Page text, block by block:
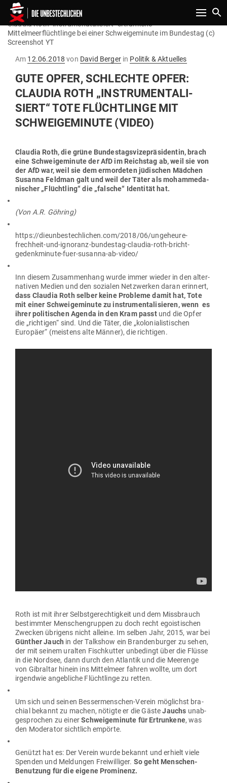
Toggle
Claudia Roth "instrumenatalisiert" ertrunkene
Mittelmeerflüchtlinge bei einer Schweigeminute im Bundestag (c)
Screenshot YT
Am Gepostet
12.06.2018 von David Bergerin Politik & Aktuelles
GUTE OPFER, SCHLECHTE OPFER:
CLAUDIA ROTH „INSTRU­MEN­TA­LI­
SIERT“ TOTE FLÜCHT­LINGE MIT
SCHWEI­GE­MINUTE (VIDEO)
Claudia Roth, die grüne Bun­des­tags­vi­ze­prä­si­dentin, brach
eine Schwei­ge­minute der AfD im Reichstag ab, weil sie von
der AfD war, weil sie dem ermor­deten jüdi­schen Mädchen
Susanna Feldman galt und weil der Täter als moham­me­da­
ni­scher „Flüchtling“ die „falsche“ Iden­tität hat.
(Von A.R. Göhring)
https://dieunbestechlichen.com/2018/06/ungeheure-
frechheit-und-ignoranz-bundestag-claudia-roth-bricht-
gedenkminute-fuer-susanna-ab-video/
Inn diesem Zusam­menhang wurde immer wieder in den alter­
na­tiven Medien und den sozialen Netz­werken daran erinnert,
dass Claudia Roth selber keine Pro­bleme damit hat, Tote
mit einer Schwei­ge­minute zu instru­men­ta­li­sieren, wenn es
ihrer poli­ti­schen Agenda in den Kram passtund die Opfer
die „rich­tigen“ sind. Und die Täter, die „kolo­nia­lis­ti­schen
Europäer“ (meistens alte Männer), die richtigen.
Roth ist mit ihrer Selbst­ge­rech­tigkeit und dem Miss­brauch
bestimmter Men­schen­gruppen zu doch recht ego­is­ti­schen
Zwecken übrigens nicht alleine. Im selben Jahr, 2015, war bei
Günther Jauch in der Talkshow ein Bran­den­burger zu sehen,
der mit seinem uralten Fisch­kutter unbe­dingt über die Flüsse
in die Nordsee, dann durch den Atlantik und die Meerenge
von Gibraltar hinein ins Mit­telmeer fahren wollte, um dort
irgendwie angeb­liche Flücht­linge zu retten.
Um sich und seinen Bes­ser­men­schen-Verein mög­lichst bra­
chial bekannt zu machen, nötigte er die GästeJauchs unab­
ge­sprochen zu einerSchwei­ge­minute für Ertrunkene, was
den Mode­rator sichtlich empörte.
Genützt hat es: Der Verein wurde bekannt und erhielt viele
Spenden und Mel­dungen Frei­wil­liger. So geht Men­schen-
Benutzung für die eigene Prominenz.